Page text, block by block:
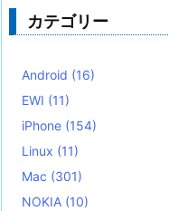
カテゴリー
Android (16)
EWI (11)
iPhone (154)
Linux (11)
Mac (301)
NOKIA (10)